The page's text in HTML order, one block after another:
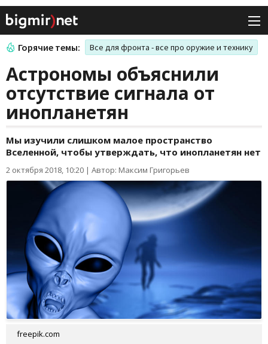
Горячие темы: Все для фронта - все про оружие и технику
Астрономы объяснили
отсутствие сигнала от
инопланетян
Мы изучили слишком малое пространство
Вселенной, чтобы утверждать, что инопланетян нет
2 октября 2018, 10:20 | Автор: Максим Григорьев
freepik.com